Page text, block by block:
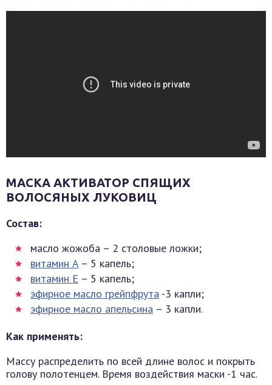
МАСКА АКТИВАТОР СПЯЩИХ
ВОЛОСЯНЫХ ЛУКОВИЦ
Состав:
масло жожоба – 2 столовые ложки;
витамин A – 5 капель;
витамин E – 5 капель;
эфирное масло грейпфрута -3 капли;
эфирное масло апельсина – 3 капли.
Как применять:
Массу распределить по всей длине волос и покрыть
голову полотенцем. Время воздействия маски -1 час.